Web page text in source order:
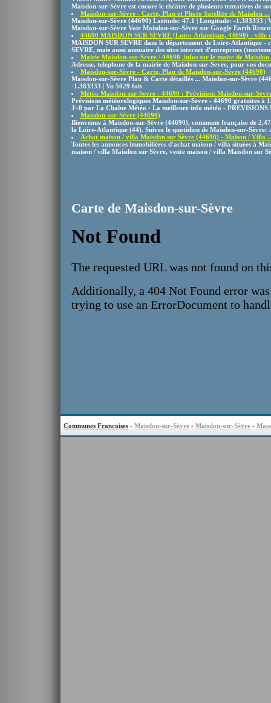
Maisdon-sur-Sèvre est encore le théâtre de plusieurs tentatives de
Maisdon-sur-Sèvre - Carte, Plan et Photo Satellite de Maisdon ...
Maisdon-sur-Sèvre (44690) Latitude: 47.1 | Longitude: -1.383333 |
Maisdon-sur-Sèvre Voir Maisdon-sur-Sèvre sur Google Earth
44690 MAISDON SUR SEVRE (Loire-Atlantique, 44690) - ville
MAISDON SUR SEVRE dans le département de Loire-Atlantique -
SEVRE, mais aussi annuaire des sites internet d'entreprises
Mairie Maisdon-sur-Sevre / 44690 ,infos sur le maire de Maisdon
Adresse, telephone de la mairie de Maisdon-sur-Sevre, pour vos
Maisdon-sur-Sèvre - Carte, Plan de Maisdon-sur-Sèvre (44690)
Maisdon-sur-Sèvre Plan & Carte détaillés ... Maisdon-sur-Sèvre
-1.383333 | Vu 5029 fois
Météo Maisdon-sur-Sevre - 44690 : Prévisions Maisdon-sur-
Prévisions météorologiques Maisdon-sur-Sevre - 44690 gratuites à
J+0 par La Chaîne Météo - La meilleure info météo - PREVISIONS
Maisdon-sur-Sèvre (44690)
Bienvenue à Maisdon-sur-Sèvre (44690), commune française de
la Loire-Atlantique (44). Suivez le quotidien de Maisdon-sur-Sèvre:
Achat maison / villa Maisdon sur Sèvre (44690) - Maison / Villa
Toutes les annonces immobilières d'achat maison / villa situées à
maison / villa Maisdon sur Sèvre, vente maison / villa Maisdon sur
Carte de Maisdon-sur-Sèvre
Communes Francaises - Maisdon-sur-Sèvre - Maisdon-sur-Sèvre -